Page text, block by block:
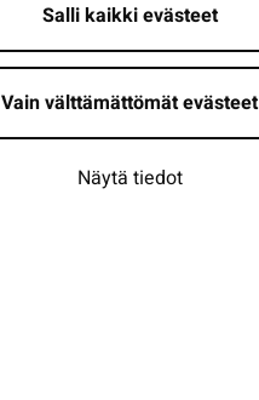
Salli kaikki evästeet
Vain välttämättömät evästeet
Näytä tiedot